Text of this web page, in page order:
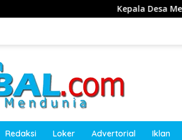
Kepala Desa Menanggal,
Redaksi Loker Advertorial Iklan